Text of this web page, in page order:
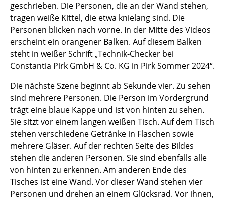
geschrieben. Die Personen, die an der Wand stehen,
tragen weiße Kittel, die etwa knielang sind. Die
Personen blicken nach vorne. In der Mitte des Videos
erscheint ein orangener Balken. Auf diesem Balken
steht in weißer Schrift „Technik-Checker bei
Constantia Pirk GmbH & Co. KG in Pirk Sommer 2024“.
Die nächste Szene beginnt ab Sekunde vier. Zu sehen
sind mehrere Personen. Die Person im Vordergrund
trägt eine blaue Kappe und ist von hinten zu sehen.
Sie sitzt vor einem langen weißen Tisch. Auf dem Tisch
stehen verschiedene Getränke in Flaschen sowie
mehrere Gläser. Auf der rechten Seite des Bildes
stehen die anderen Personen. Sie sind ebenfalls alle
von hinten zu erkennen. Am anderen Ende des
Tisches ist eine Wand. Vor dieser Wand stehen vier
Personen und drehen an einem Glücksrad. Vor ihnen,